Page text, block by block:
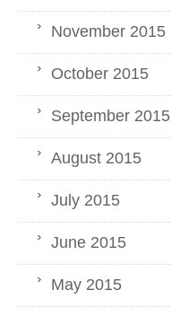
November 2015
October 2015
September 2015
August 2015
July 2015
June 2015
May 2015